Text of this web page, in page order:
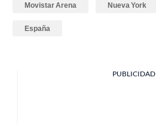
Movistar Arena Nueva York
España
PUBLICIDAD